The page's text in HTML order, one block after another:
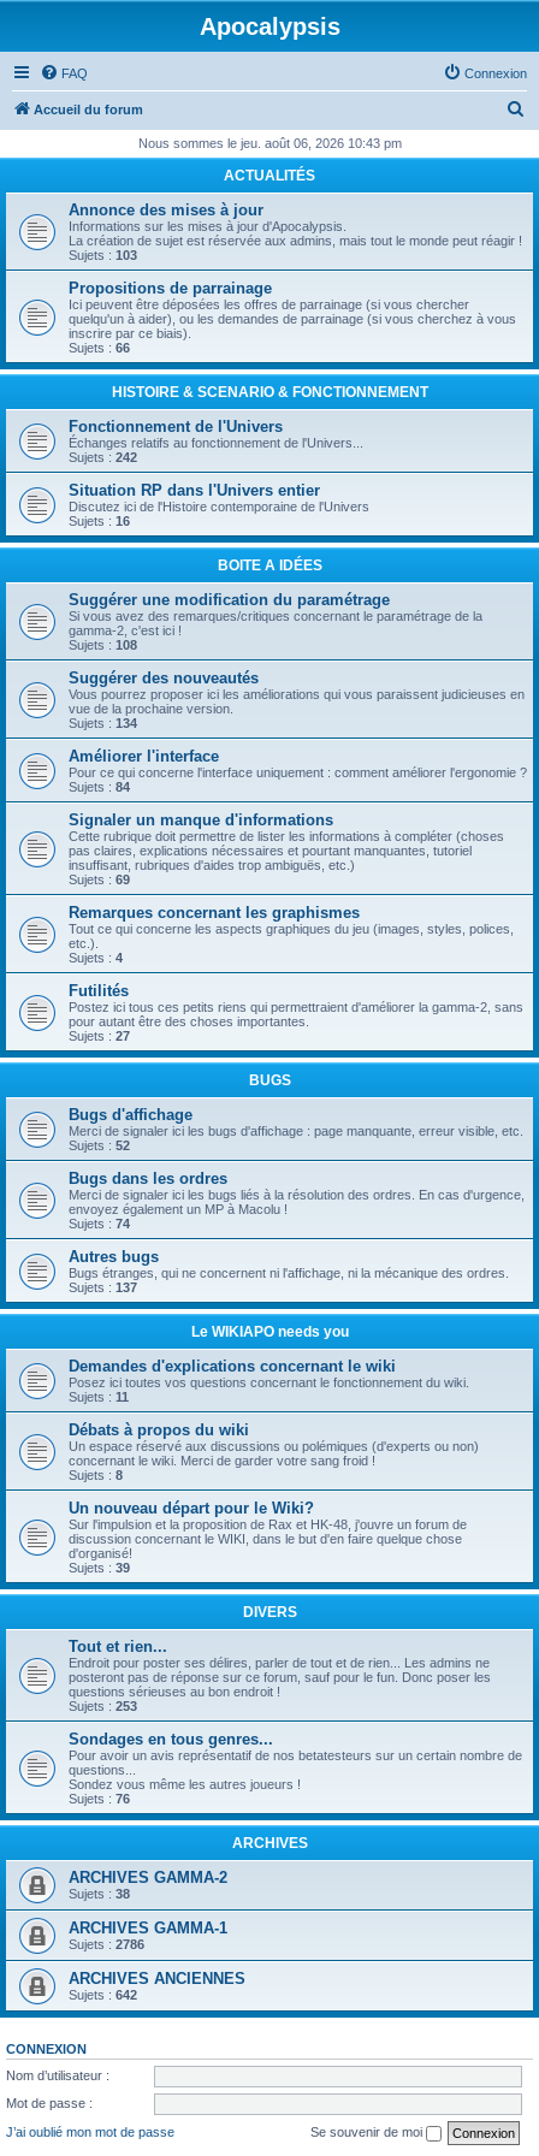
Apocalypsis
FAQ Connexion
Accueil du forum
h
r
Nous sommes le jeu. août 06, 2026 10:43 pm
ACTUALITÉS
Annonce des mises à jour
Informations sur les mises à jour d'Apocalypsis.
La création de sujet est réservée aux admins, mais tout le monde peut réagir !
Sujets : 103
Propositions de parrainage
Ici peuvent être déposées les offres de parrainage (si vous chercher
quelqu'un à aider), ou les demandes de parrainage (si vous cherchez à vous
inscrire par ce biais).
Sujets : 66
HISTOIRE & SCENARIO & FONCTIONNEMENT
Fonctionnement de l'Univers
Échanges relatifs au fonctionnement de l'Univers...
Sujets : 242
Situation RP dans l'Univers entier
Discutez ici de l'Histoire contemporaine de l'Univers
Sujets : 16
BOITE A IDÉES
Suggérer une modification du paramétrage
Si vous avez des remarques/critiques concernant le paramétrage de la
gamma-2, c'est ici !
Sujets : 108
Suggérer des nouveautés
Vous pourrez proposer ici les améliorations qui vous paraissent judicieuses en
vue de la prochaine version.
Sujets : 134
Améliorer l'interface
Pour ce qui concerne l'interface uniquement : comment améliorer l'ergonomie ?
Sujets : 84
Signaler un manque d'informations
Cette rubrique doit permettre de lister les informations à compléter (choses
pas claires, explications nécessaires et pourtant manquantes, tutoriel
insuffisant, rubriques d'aides trop ambiguës, etc.)
Sujets : 69
Remarques concernant les graphismes
Tout ce qui concerne les aspects graphiques du jeu (images, styles, polices,
etc.).
Sujets : 4
Futilités
Postez ici tous ces petits riens qui permettraient d'améliorer la gamma-2, sans
pour autant être des choses importantes.
Sujets : 27
BUGS
Bugs d'affichage
Merci de signaler ici les bugs d'affichage : page manquante, erreur visible, etc.
Sujets : 52
Bugs dans les ordres
Merci de signaler ici les bugs liés à la résolution des ordres. En cas d'urgence,
envoyez également un MP à Macolu !
Sujets : 74
Autres bugs
Bugs étranges, qui ne concernent ni l'affichage, ni la mécanique des ordres.
Sujets : 137
Le WIKIAPO needs you
Demandes d'explications concernant le wiki
Posez ici toutes vos questions concernant le fonctionnement du wiki.
Sujets : 11
Débats à propos du wiki
Un espace réservé aux discussions ou polémiques (d'experts ou non)
concernant le wiki. Merci de garder votre sang froid !
Sujets : 8
Un nouveau départ pour le Wiki?
Sur l'impulsion et la proposition de Rax et HK-48, j'ouvre un forum de
discussion concernant le WIKI, dans le but d'en faire quelque chose
d'organisé!
Sujets : 39
DIVERS
Tout et rien...
Endroit pour poster ses délires, parler de tout et de rien... Les admins ne
posteront pas de réponse sur ce forum, sauf pour le fun. Donc poser les
questions sérieuses au bon endroit !
Sujets : 253
Sondages en tous genres...
Pour avoir un avis représentatif de nos betatesteurs sur un certain nombre de
questions...
Sondez vous même les autres joueurs !
Sujets : 76
ARCHIVES
ARCHIVES GAMMA-2
Sujets : 38
ARCHIVES GAMMA-1
Sujets : 2786
ARCHIVES ANCIENNES
Sujets : 642
CONNEXION
Nom d’utilisateur :
Mot de passe :
J’ai oublié mon mot de passe
Se souvenir de moi